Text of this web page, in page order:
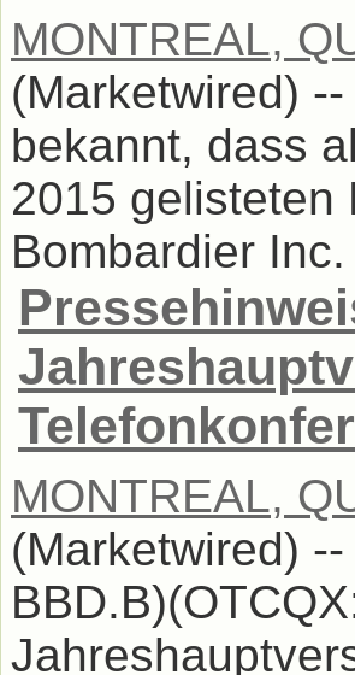
MONTREAL,
(Marketwired)
bekannt, dass
2015 gelisteten
Bombardier
MONTREAL,
(Marketwired)